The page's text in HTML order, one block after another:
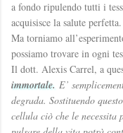
a fondo ripulendo tutti i
acquisisce la salute perfetta.
Ma torniamo
possiamo trovare in ogni
Il dott. Alexis Carrel, a
immortale. E’
degrada. Sostituendo
cellula ciò che le